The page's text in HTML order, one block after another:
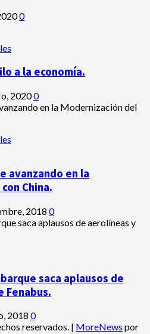
0
a la economía.
20200
avanzando en la
China.
2018 0
saca aplausos de
Fenabus.
2018 0
reservados. | MoreNews por